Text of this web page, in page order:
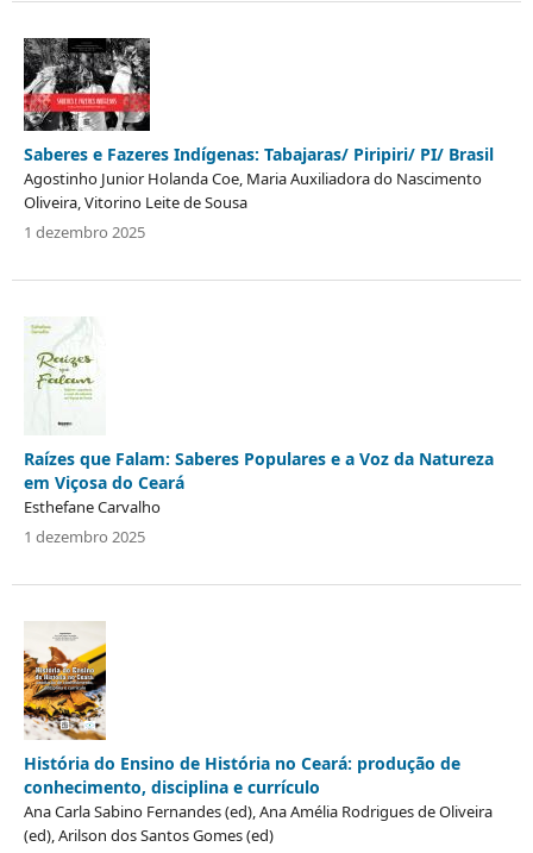
Saberes e Fazeres Indígenas: Tabajaras/ Piripiri/ PI/ Brasil
Agostinho Junior Holanda Coe, Maria Auxiliadora do Nascimento
Oliveira, Vitorino Leite de Sousa
1 dezembro 2025
Raízes que Falam: Saberes Populares e a Voz da Natureza
em Viçosa do Ceará
Esthefane Carvalho
1 dezembro 2025
História do Ensino de História no Ceará: produção de
conhecimento, disciplina e currículo
Ana Carla Sabino Fernandes (ed), Ana Amélia Rodrigues de Oliveira
(ed), Arilson dos Santos Gomes (ed)